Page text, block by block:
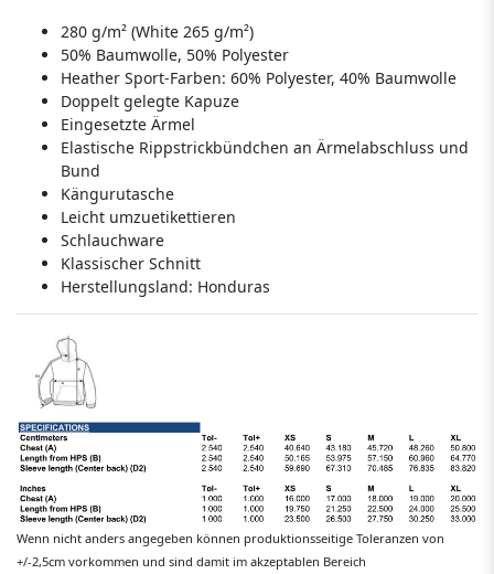
280 g/m² (White 265 g/m²)
50% Baumwolle, 50% Polyester
Heather Sport-Farben: 60% Polyester, 40% Baumwolle
Doppelt gelegte Kapuze
Eingesetzte Ärmel
Elastische Rippstrickbündchen an Ärmelabschluss und
Bund
Kängurutasche
Leicht umzuetikettieren
Schlauchware
Klassischer Schnitt
Herstellungsland: Honduras
Wenn nicht anders angegeben können produktionsseitige Toleranzen von
+/-2,5cm vorkommen und sind damit im akzeptablen Bereich